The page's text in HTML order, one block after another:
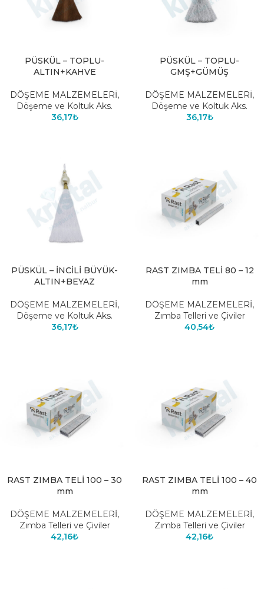
PÜSKÜL – TOPLU-
ALTIN+KAHVE
DÖŞEME MALZEMELERİ,
Döşeme ve Koltuk Aks.
36,17₺
PÜSKÜL – TOPLU-
GMŞ+GÜMÜŞ
DÖŞEME MALZEMELERİ,
Döşeme ve Koltuk Aks.
36,17₺
PÜSKÜL – İNCİLİ BÜYÜK-
ALTIN+BEYAZ
DÖŞEME MALZEMELERİ,
Döşeme ve Koltuk Aks.
36,17₺
RAST ZIMBA TELİ 80 – 12
mm
DÖŞEME MALZEMELERİ,
Zımba Telleri ve Çiviler
40,54₺
RAST ZIMBA TELİ 100 – 30
mm
DÖŞEME MALZEMELERİ,
Zımba Telleri ve Çiviler
42,16₺
RAST ZIMBA TELİ 100 – 40
mm
DÖŞEME MALZEMELERİ,
Zımba Telleri ve Çiviler
42,16₺